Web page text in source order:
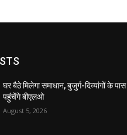
घर बैठे मिलेगा समाधान, बुजुर्ग-दिव्यांगों के पास
पहुंचेंगे बीएलओ
August 5, 2026